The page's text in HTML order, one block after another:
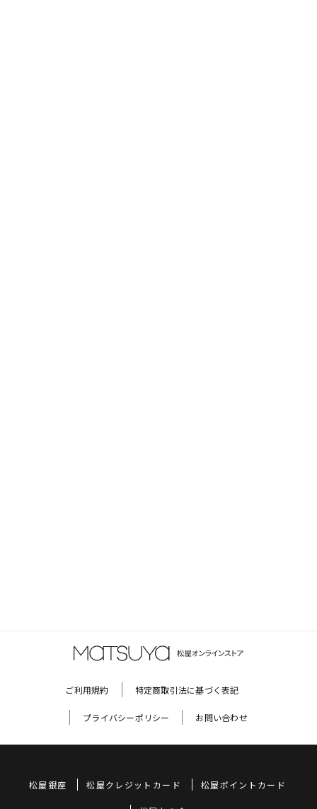
ご利用規約 特定商取引法に基づく表記
プライバシーポリシー お問い合わせ
松屋銀座 松屋クレジットカード 松屋ポイントカード